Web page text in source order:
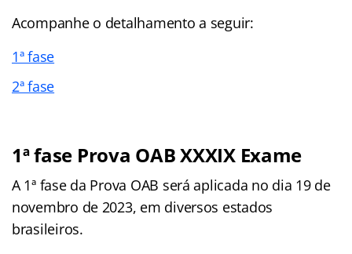
Acompanhe o detalhamento a seguir:
1ª fase
2ª fase
1ª fase Prova OAB XXXIX Exame
A 1ª fase da Prova OAB será aplicada no dia 19 de
novembro de 2023, em diversos estados
brasileiros.